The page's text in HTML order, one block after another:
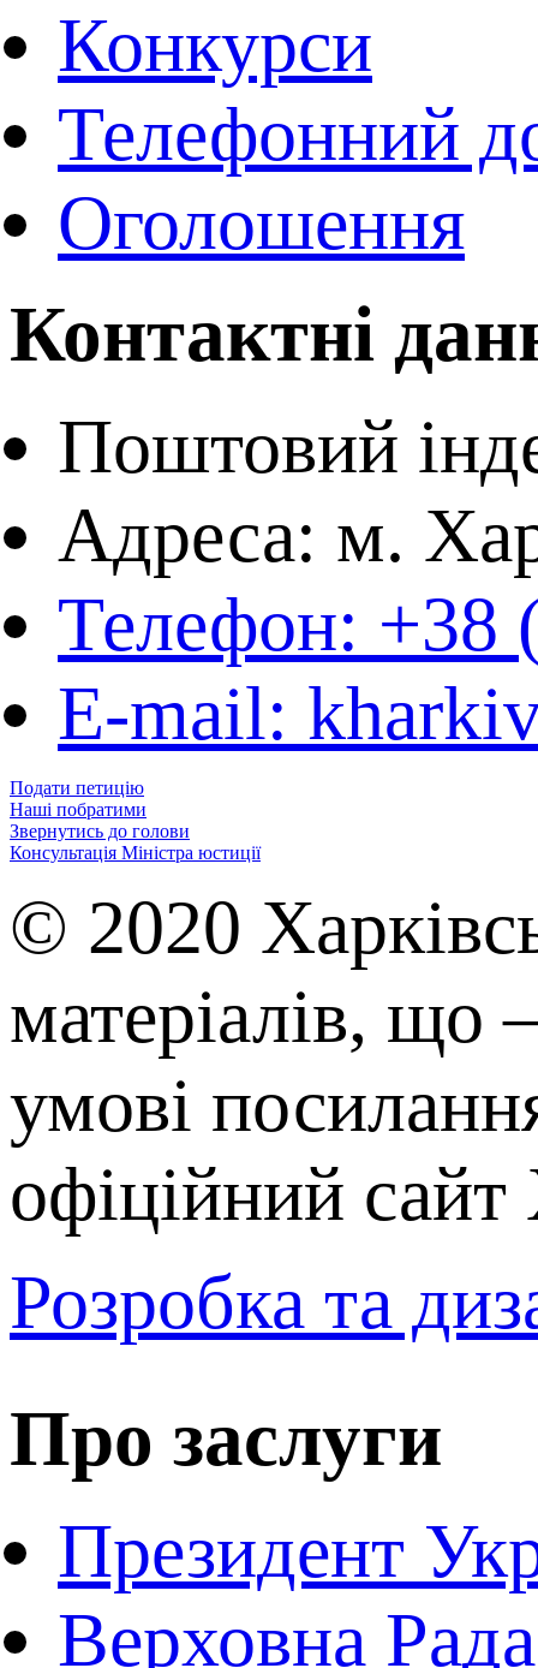
Конкурси
Телефонний
Оголошення
Контактні
Поштовий
Адреса: м.
Телефон: +38
E-mail:
Подати петицію
Наші побратими
Звернутись до голови
Консультація Міністра юстиції
© 2020
матеріалів, що
умові
офіційний сайт
Розробка та
Про заслуги
Президент
Верховна